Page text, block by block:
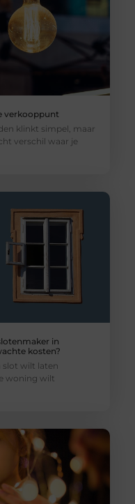
verkooppunt
klinkt simpel, maar
verschil waar je
in
kosten?
slot wilt laten
woning wilt